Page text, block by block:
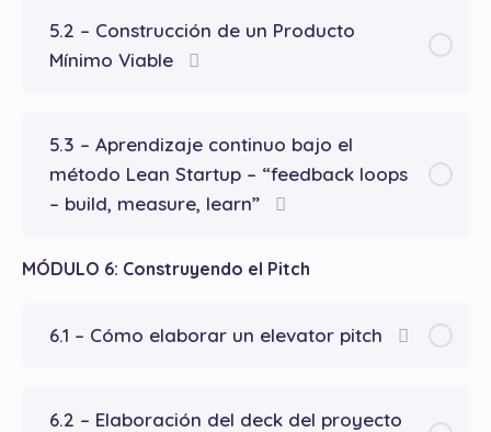
5.2 – Construcción de un Producto
Mínimo Viable
5.3 – Aprendizaje continuo bajo el
método Lean Startup – “feedback loops
– build, measure, learn”
MÓDULO 6: Construyendo el Pitch
6.1 – Cómo elaborar un elevator pitch
6.2 – Elaboración del deck del proyecto